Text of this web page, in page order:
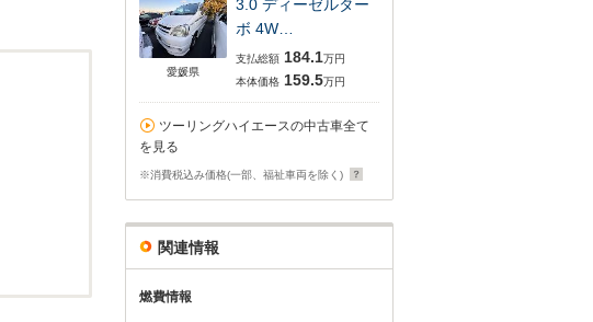
愛媛県
3.0 ディーゼルター
ボ 4W…
支払総額 184.1万円
本体価格 159.5万円
ツーリングハイエースの中古車全て
を見る
※消費税込み価格(一部、福祉車両を除く)
関連情報
燃費情報